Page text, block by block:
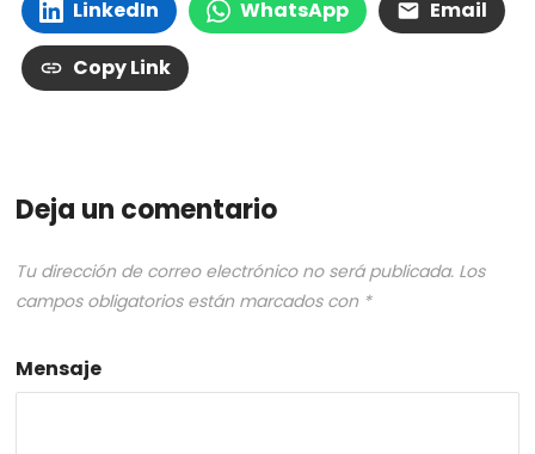
LinkedIn WhatsApp Email
Copy Link
Deja un comentario
Tu dirección de correo electrónico no será publicada. Los
campos obligatorios están marcados con *
Mensaje